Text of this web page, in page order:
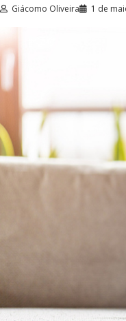
Giácomo Oliveira 1 de